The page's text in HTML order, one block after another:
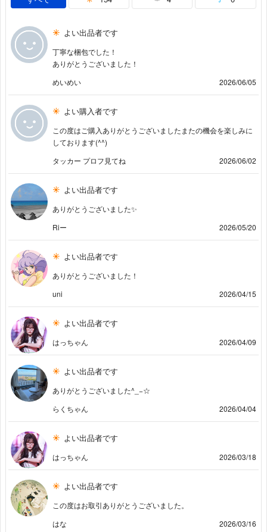
よい出品者です
丁寧な梱包でした！
ありがとうございました！
めいめい
2026/06/05
よい購入者です
この度はご購入ありがとうございましたまたの機会を楽しみに
しております(^^)
タッカー プロフ見てね
2026/06/02
よい出品者です
ありがとうございました✨
Riー
2026/05/20
よい出品者です
ありがとうございました！
uni
2026/04/15
よい出品者です
はっちゃん 2026/04/09
よい出品者です
ありがとうございました^_−☆
らくちゃん
2026/04/04
よい出品者です
はっちゃん 2026/03/18
よい出品者です
この度はお取引ありがとうございました。
はな
2026/03/16